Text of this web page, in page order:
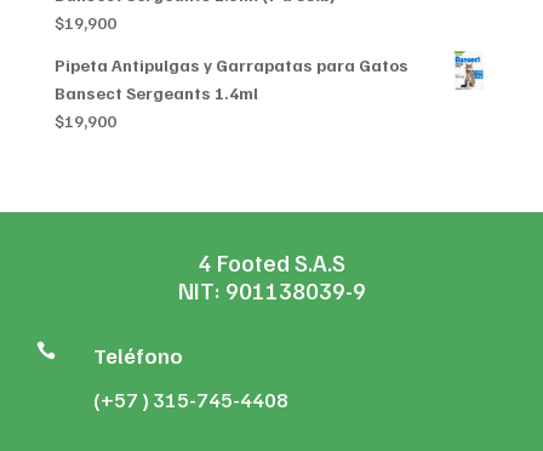
$19,900
Pipeta Antipulgas y Garrapatas para Gatos
Bansect Sergeants 1.4ml
$19,900
4 Footed S.A.S
NIT: 901138039-9
 Teléfono
(+57 ) 315-745-4408